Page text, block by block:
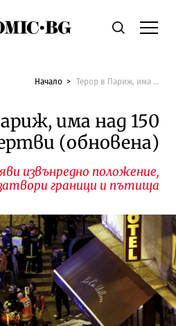
Economic.bgТърсене
Начало Терор в Париж, има над 150 жертви (обновена)
има над 150
(обновена)
извънредно положение,
граници и пътища